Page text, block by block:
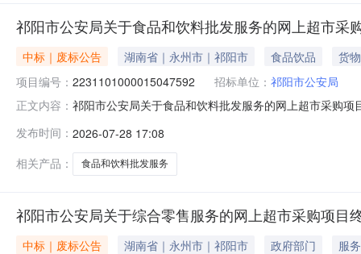
祁阳市公安局关于食品和饮料批发服务的网上超市采
中标｜废标公告 湖南省｜永州市｜祁阳市 食品饮品
货物
项目编号： 2231101000015047592 招标单位： 祁阳市公安局
正文内容： 祁阳市公安局关于食品和饮料批发服务的网上超市采购
误八、其他事项：https://hunan.zcygov.cn
发布时间： 2026-07-28 17:08
相关产品：
食品和饮料批发服务
祁阳市公安局关于综合零售服务的网上超市采购项目
中标｜废标公告 湖南省｜永州市｜祁阳市 政府部门
服务